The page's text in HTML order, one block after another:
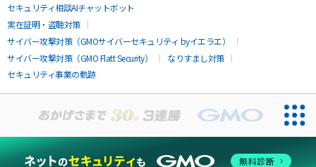
セキュリティ相談AIチャットボット
実在証明・盗聴対策
サイバー攻撃対策（GMOサイバーセキュリティ byイエラエ）
サイバー攻撃対策（GMO Flatt Security）
なりすまし対策
セキュリティ事業の軌跡
無料診断